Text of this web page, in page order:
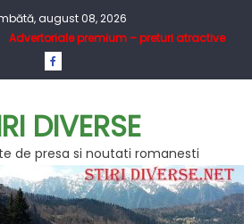
august 08, 2026
Advertoriale premium – preturi atractive
DIVERSE
de presa si noutati romanesti